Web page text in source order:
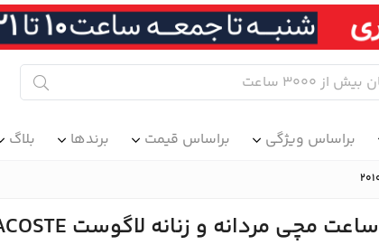
براساس ویژگی براساس قیمت برندها بلاگ
ساعت مچی مردانه و زنانه لاگوست LACOSTE مدل 2010986